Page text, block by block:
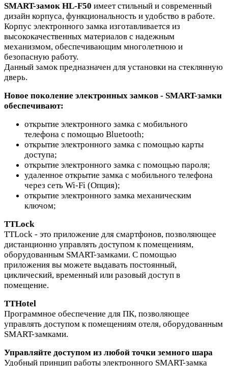
SMART-замок HL-F50 имеет стильный и современный
дизайн корпуса, функциональность и удобство в работе.
Корпус электронного замка изготавливается из
высококачественных материалов с надежным
механизмом, обеспечивающим многолетнюю и
безопасную работу.
Данный замок предназначен для установки на стеклянную
дверь.
Новое поколение электронных замков - SMART-замки
обеспечивают:
открытие электронного замка с мобильного
телефона с помощью Bluetooth;
открытие электронного замка с помощью карты
доступа;
открытие электронного замка с помощью пароля;
удаленное открытие замка с мобильного телефона
через сеть Wi-Fi (Опция);
открытие электронного замка механическим
ключом;
TTLock
TTLock - это приложение для смартфонов, позволяющее
дистанционно управлять доступом к помещениям,
оборудованным SMART-замками. С помощью
приложения вы можете выдавать постоянный,
циклический, временный или разовый доступ в
помещение.
TTHotel
Программное обеспечение для ПК, позволяющее
управлять доступом к помещениям отеля, оборудованным
SMART-замками.
Управляйте доступом из любой точки земного шара
Удобный принцип работы электронного SMART-замка